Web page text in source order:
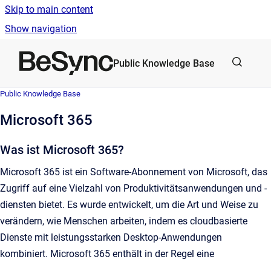
Skip to main content
Show navigation
Public Knowledge Base
Public Knowledge Base
Microsoft 365
Was ist Microsoft 365?
Microsoft 365 ist ein Software-Abonnement von Microsoft, das
Zugriff auf eine Vielzahl von Produktivitätsanwendungen und -
diensten bietet. Es wurde entwickelt, um die Art und Weise zu
verändern, wie Menschen arbeiten, indem es cloudbasierte
Dienste mit leistungsstarken Desktop-Anwendungen
kombiniert. Microsoft 365 enthält in der Regel eine